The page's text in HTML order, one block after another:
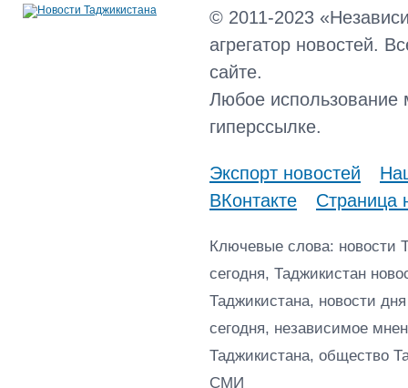
© 2011-2023
агрегатор новостей.
сайте.
Любое использование
гиперссылке.
Экспорт новостей
ВКонтакте
Страница
Ключевые слова: новости
сегодня, Таджикистан
Таджикистана, новости
сегодня, независимое
Таджикистана, общество
СМИ